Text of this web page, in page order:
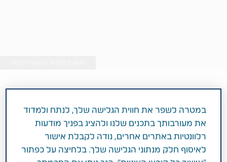
מאת: מירב כהן
במטרה לשפר את חווית הגלישה שלך, לנתח ולמדוד
את מעורבותך בתכנים שלנו ולהציג בפניך מודעות
רלוונטיות באתרים אחרים, נודה לקבלת אישור
לאיסוף חלק מנתוני הגלישה שלך. בלחיצה על כפתור